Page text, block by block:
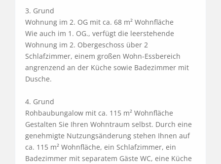
3. Grund
Wohnung im 2. OG mit ca. 68 m² Wohnfläche
Wie auch im 1. OG., verfügt die leerstehende
Wohnung im 2. Obergeschoss über 2
Schlafzimmer, einem großen Wohn-Essbereich
angrenzend an der Küche sowie Badezimmer mit
Dusche.
4. Grund
Rohbaubungalow mit ca. 115 m² Wohnfläche
Gestalten Sie Ihren Wohntraum selbst. Durch eine
genehmigte Nutzungsänderung stehen Ihnen auf
ca. 115 m² Wohnfläche, ein Schlafzimmer, ein
Badezimmer mit separatem Gäste WC, eine Küche